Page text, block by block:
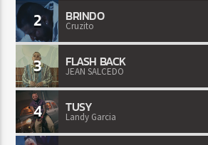
2 BRINDO
Cruzito
3 FLASH BACK
JEAN SALCEDO
4 TUSY
Landy Garcia